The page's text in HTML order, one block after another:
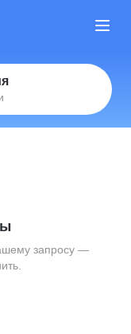
запросу —